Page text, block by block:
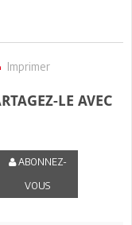
Imprimer
LE AVEC
ABONNEZ-
VOUS